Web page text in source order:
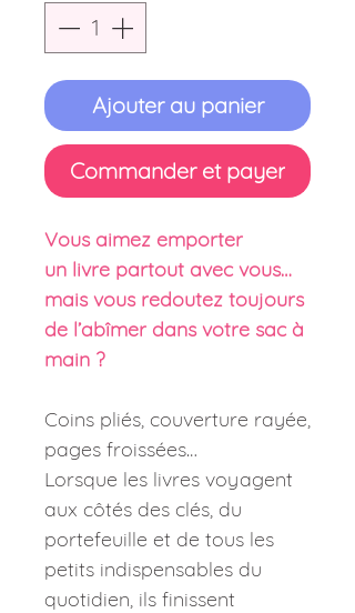
Ajouter au panier
Commander et payer
Vous aimez emporter
un livre partout avec vous…
mais vous redoutez toujours
de l’abîmer dans votre sac à
main ?
Coins pliés, couverture rayée,
pages froissées…
Lorsque les livres voyagent
aux côtés des clés, du
portefeuille et de tous les
petits indispensables du
quotidien, ils finissent